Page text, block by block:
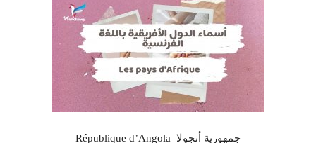
République d’Angola جمهورية أنجولا